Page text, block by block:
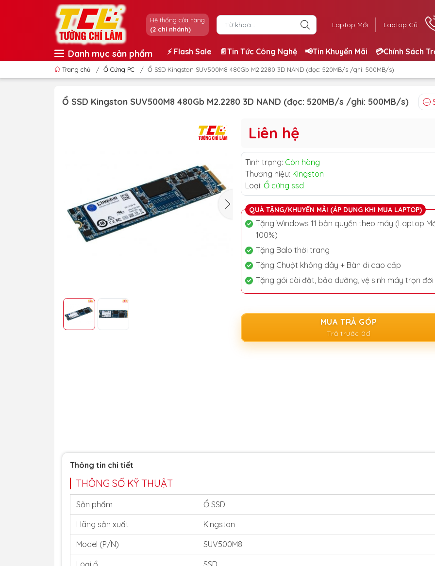
Hệ thống cửa hàng
(2 chi nhánh)
Laptop Mới Laptop Cũ
Danh mục sản phẩm ⚡️ Flash Sale 📄Tin Tức Công Nghệ 📢Tin Khuyến Mãi 💳Chính Sách
Trang chủ / Ổ Cứng PC / Ổ SSD Kingston SUV500M8 480Gb M2.2280 3D NAND (đọc: 520MB/s /ghi: 500MB/s)
Ổ SSD Kingston SUV500M8 480Gb M2.2280 3D NAND (đọc: 520MB/s /ghi: 500MB/s)
Liên hệ
Tình trạng: Còn hàng
Thương hiệu: Kingston
Loại: Ổ cứng ssd
QUÀ TẶNG/KHUYẾN MÃI (ÁP DỤNG KHI MUA LAPTOP)
Tặng Windows 11 bản quyền theo máy (Laptop
100%)
Tặng Balo thời trang
Tặng Chuột không dây + Bàn di cao cấp
Tặng gói cài đặt, bảo dưỡng, vệ sinh máy trọn đời
MUA TRẢ GÓP
Trả trước 0đ
Thông tin chi tiết
THÔNG SỐ KỸ THUẬT
Sản phẩm Ổ SSD
Hãng sản xuất Kingston
Model (P/N) SUV500M8
Loại ổ SSD